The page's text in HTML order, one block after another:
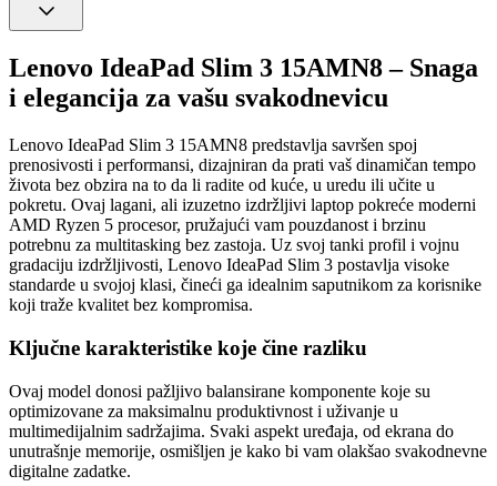
Lenovo IdeaPad Slim 3 15AMN8 – Snaga
i elegancija za vašu svakodnevicu
Lenovo IdeaPad Slim 3 15AMN8 predstavlja savršen spoj
prenosivosti i performansi, dizajniran da prati vaš dinamičan tempo
života bez obzira na to da li radite od kuće, u uredu ili učite u
pokretu. Ovaj lagani, ali izuzetno izdržljivi laptop pokreće moderni
AMD Ryzen 5 procesor, pružajući vam pouzdanost i brzinu
potrebnu za multitasking bez zastoja. Uz svoj tanki profil i vojnu
gradaciju izdržljivosti, Lenovo IdeaPad Slim 3 postavlja visoke
standarde u svojoj klasi, čineći ga idealnim saputnikom za korisnike
koji traže kvalitet bez kompromisa.
Ključne karakteristike koje čine razliku
Ovaj model donosi pažljivo balansirane komponente koje su
optimizovane za maksimalnu produktivnost i uživanje u
multimedijalnim sadržajima. Svaki aspekt uređaja, od ekrana do
unutrašnje memorije, osmišljen je kako bi vam olakšao svakodnevne
digitalne zadatke.